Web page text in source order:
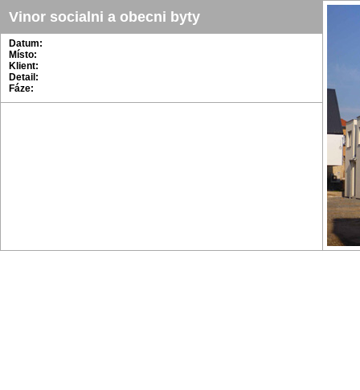
Vinor socialni a obecni byty
Datum:
Místo:
Klient:
Detail:
Fáze: